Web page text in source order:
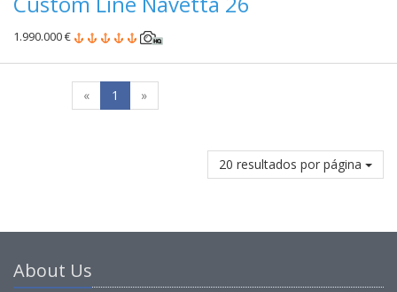
1.990.000 €
« 1 »
20 resultados por página
About Us